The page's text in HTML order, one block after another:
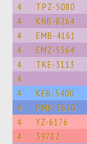
4 TPZ-5080
4 KNB-8264
4 EMB-4161
4 EMZ-5564
4 TKE-3113
4
4 KEB-5400
4 PMK-3620
4 YZ-6176
4 39782